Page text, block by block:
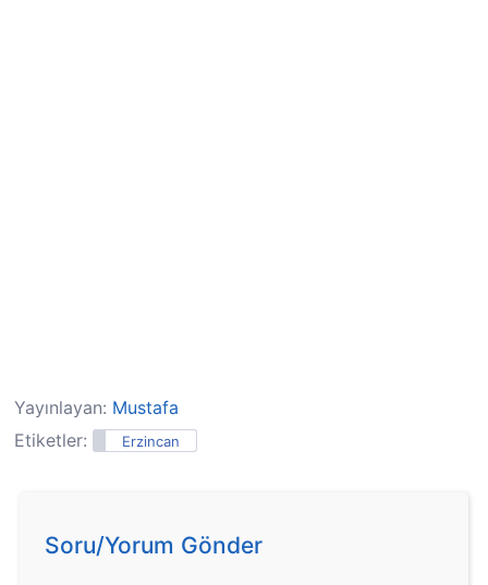
Yayınlayan: Mustafa
Etiketler:
Erzincan
Soru/Yorum Gönder